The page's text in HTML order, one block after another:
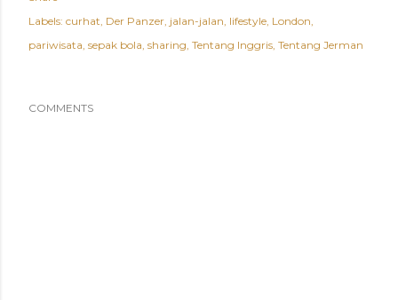
Labels: curhat Der Panzer jalan-jalan lifestyle London
pariwisata sepak bola sharing Tentang Inggris Tentang Jerman
COMMENTS